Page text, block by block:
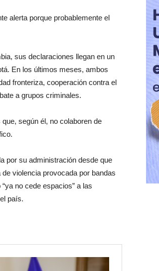
alerta porque probablemente el
sus declaraciones llegan en un
En los últimos meses, ambos
fronteriza, cooperación contra el
a grupos criminales.
según él, no colaboren de
por su administración desde que
violencia provocada por bandas
no cede espacios” a las
país.